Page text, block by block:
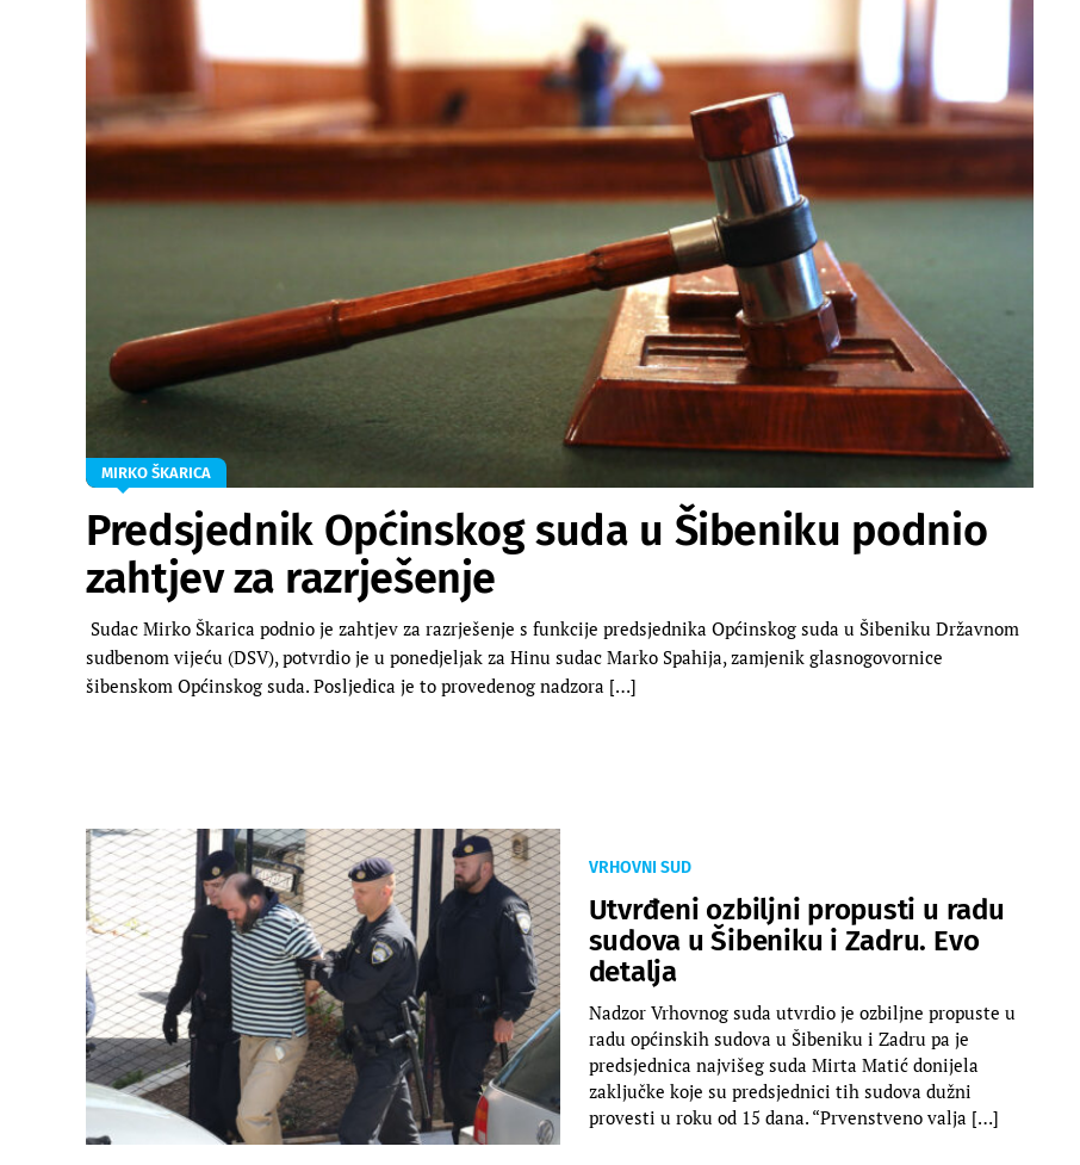
MIRKO ŠKARICA
Predsjednik Općinskog suda u Šibeniku podnio
zahtjev za razrješenje
Sudac Mirko Škarica podnio je zahtjev za razrješenje s funkcije predsjednika Općinskog suda u Šibeniku Državnom
sudbenom vijeću (DSV), potvrdio je u ponedjeljak za Hinu sudac Marko Spahija, zamjenik glasnogovornice
šibenskom Općinskog suda. Posljedica je to provedenog nadzora […]
VRHOVNI SUD
Utvrđeni ozbiljni propusti u radu
sudova u Šibeniku i Zadru. Evo
detalja
Nadzor Vrhovnog suda utvrdio je ozbiljne propuste u
radu općinskih sudova u Šibeniku i Zadru pa je
predsjednica najvišeg suda Mirta Matić donijela
zaključke koje su predsjednici tih sudova dužni
provesti u roku od 15 dana. “Prvenstveno valja […]